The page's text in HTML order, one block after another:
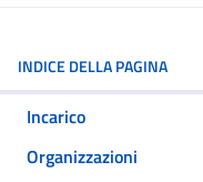
INDICE DELLA PAGINA
Incarico
Organizzazioni